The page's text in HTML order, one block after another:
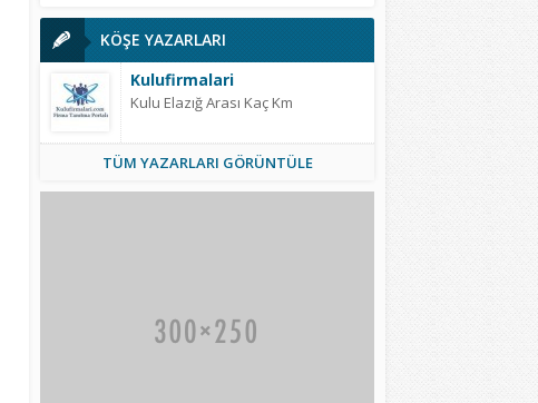
KÖŞE YAZARLARI
Kulufirmalari
Kulu Elazığ Arası Kaç Km
TÜM YAZARLARI GÖRÜNTÜLE